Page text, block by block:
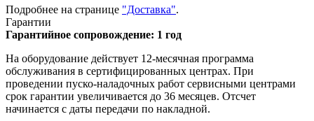
Подробнее на странице "Доставка".
Гарантии
Гарантийное сопровождение: 1 год
На оборудование действует 12-месячная программа
обслуживания в сертифицированных центрах. При
проведении пуско-наладочных работ сервисными центрами
срок гарантии увеличивается до 36 месяцев. Отсчет
начинается с даты передачи по накладной.